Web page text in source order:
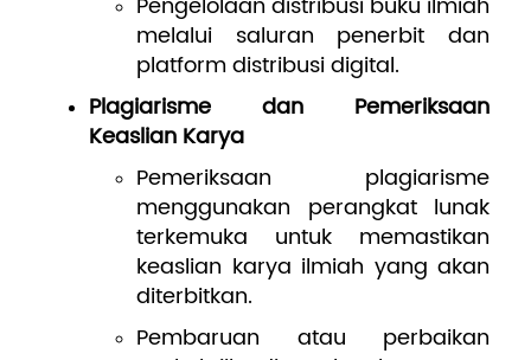
melalui saluran penerbit dan
platform distribusi digital.
Plagiarisme dan Pemeriksaan
Keaslian Karya
Pemeriksaan plagiarisme
menggunakan perangkat lunak
terkemuka untuk memastikan
keaslian karya ilmiah yang akan
diterbitkan.
Pembaruan atau perbaikan